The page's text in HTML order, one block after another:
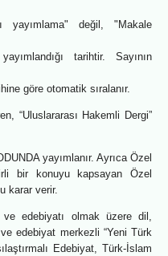
yayımlama" değil, "Makale
tarihtir. Sayının
göre otomatik sıralanır.
“Uluslararası Hakemli Dergi”
yayımlanır. Ayrıca Özel
bir konuyu kapsayan Özel
karar verir.
edebiyatı olmak üzere dil,
edebiyat merkezli “Yeni Türk
Edebiyat, Türk-İslam